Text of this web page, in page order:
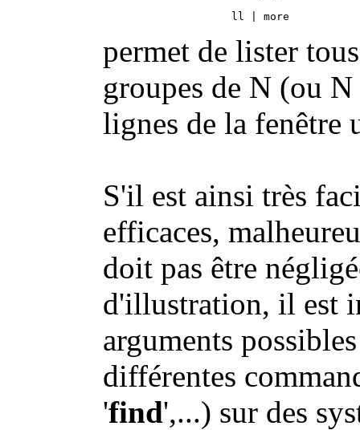
permet de lister
groupes de N (ou
lignes de la fenêtre
S'il est ainsi très
efficaces,
doit pas être
d'illustration, il est
arguments
différentes
'find',...) sur des